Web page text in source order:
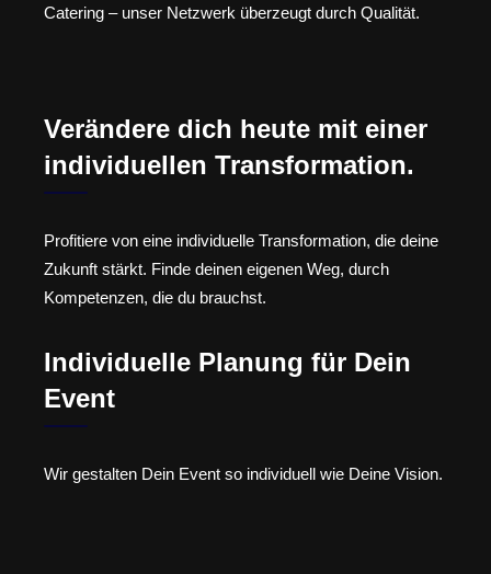
Catering – unser Netzwerk überzeugt durch Qualität.
Verändere dich heute mit einer
individuellen Transformation.
Profitiere von eine individuelle Transformation, die deine
Zukunft stärkt. Finde deinen eigenen Weg, durch
Kompetenzen, die du brauchst.
Individuelle Planung für Dein
Event
Wir gestalten Dein Event so individuell wie Deine Vision.